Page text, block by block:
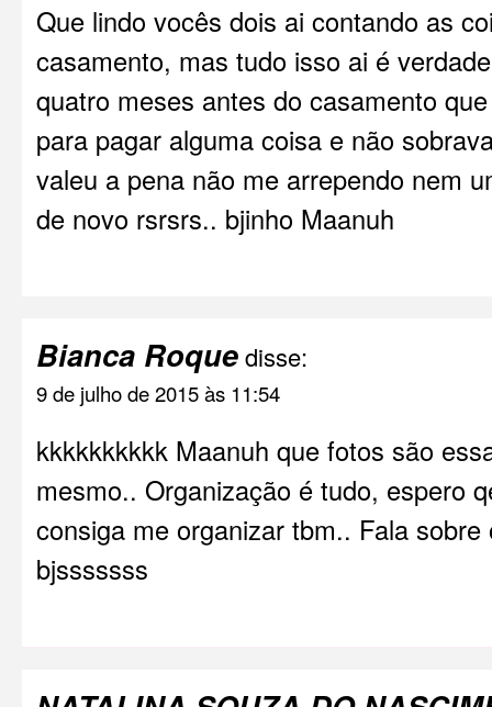
Que lindo vocês dois ai contando as
casamento, mas tudo isso ai é
quatro meses antes do casamento
para pagar alguma coisa e não
valeu a pena não me arrependo nem
de novo rsrsrs.. bjinho Maanuh
Bianca Roquedisse:
9 de julho de 2015 às 11:54
kkkkkkkkkk Maanuh que fotos são
mesmo.. Organização é tudo, espero
consiga me organizar tbm.. Fala
bjsssssss